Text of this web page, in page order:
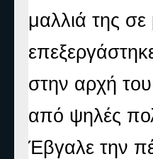
μαλλιά της
στην αρχή
από ψηλές
Έβγαλε την